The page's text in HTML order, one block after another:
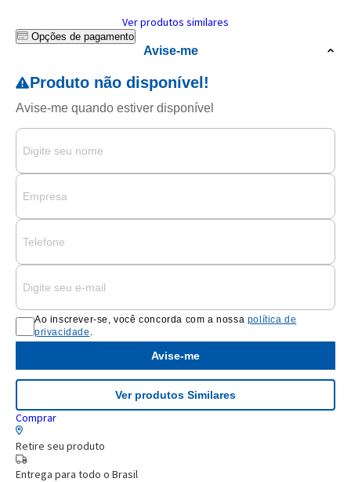
Ver produtos similares
Opções de pagamento
Avise-me
Ao inscrever-se, você concorda com a nossa política de
privacidade
Avise-me
Ver produtos Similares
Comprar
Retire seu produto
Entrega para todo o Brasil